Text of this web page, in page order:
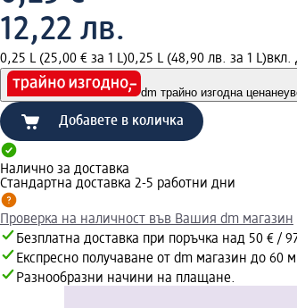
12,22 лв.
0,25 L (25,00 € за 1 L)0,25 L (48,90 лв. за 1 L)вкл.
dm трайно изгодна цена
Добавете в количка
Налично за доставка
Стандартна доставка 2-5 работни дни
Проверка на наличност във Вашия dm магазин
Безплатна доставка при поръчка над 50 € /
Експресно получаване от dm магазин до 60
Разнообразни начини на плащане.